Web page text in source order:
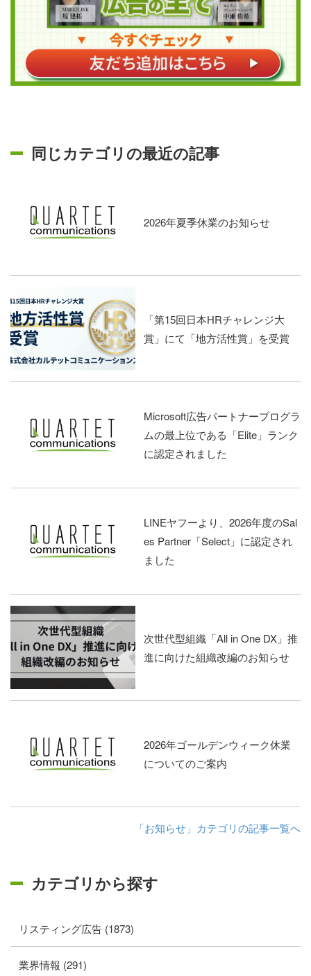
同じカテゴリの最近の記事
2026年夏季休業のお知らせ
「第15回日本HRチャレンジ大
賞」にて「地方活性賞」を受賞
Microsoft広告パートナープログラ
ムの最上位である「Elite」ランク
に認定されました
LINEヤフーより、2026年度のSal
es Partner「Select」に認定され
ました
次世代型組織「All in One DX」推
進に向けた組織改編のお知らせ
2026年ゴールデンウィーク休業
についてのご案内
「お知らせ」カテゴリの記事一覧へ
カテゴリから探す
リスティング広告 (1873)
業界情報 (291)